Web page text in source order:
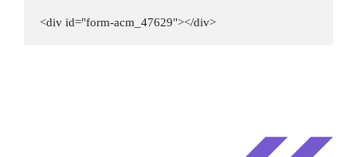
<div id="form-acm_47629"></div>